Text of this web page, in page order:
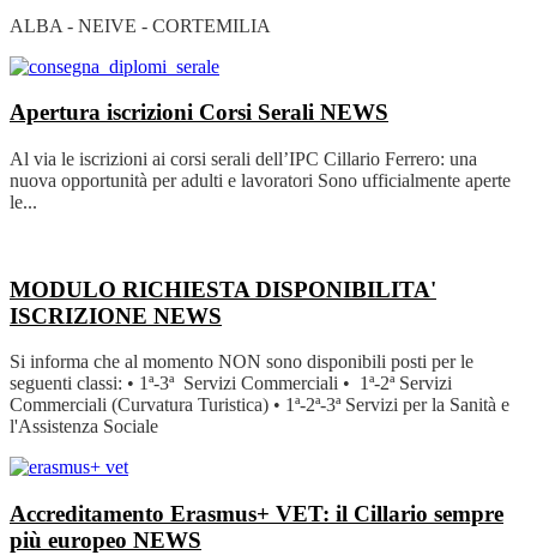
ALBA - NEIVE - CORTEMILIA
Apertura iscrizioni Corsi Serali NEWS
Al via le iscrizioni ai corsi serali dell’IPC Cillario Ferrero: una
nuova opportunità per adulti e lavoratori Sono ufficialmente aperte
le...
MODULO RICHIESTA DISPONIBILITA'
ISCRIZIONE NEWS
Si informa che al momento NON sono disponibili posti per le
seguenti classi: • 1ª-3ª Servizi Commerciali • 1ª-2ª Servizi
Commerciali (Curvatura Turistica) • 1ª-2ª-3ª Servizi per la Sanità e
l'Assistenza Sociale
Accreditamento Erasmus+ VET: il Cillario sempre
più europeo NEWS